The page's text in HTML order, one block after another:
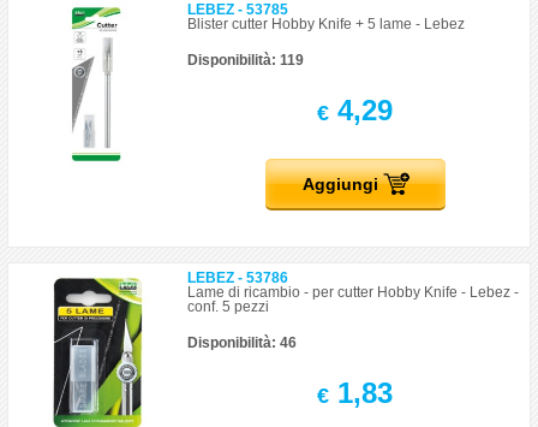
LEBEZ - 53785
Blister cutter Hobby Knife + 5 lame - Lebez
Disponibilità: 119
€ 4,29
Aggiungi
LEBEZ - 53786
Lame di ricambio - per cutter Hobby Knife - Lebez -
conf. 5 pezzi
Disponibilità: 46
€ 1,83